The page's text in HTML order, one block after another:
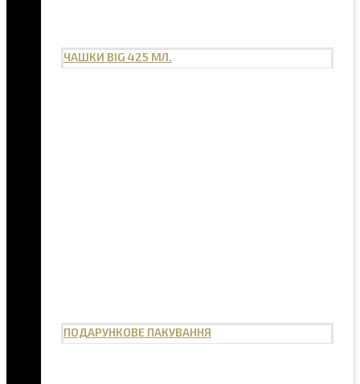
ЧАШКИ BIG 425 МЛ.
ПОДАРУНКОВЕ ПАКУВАННЯ